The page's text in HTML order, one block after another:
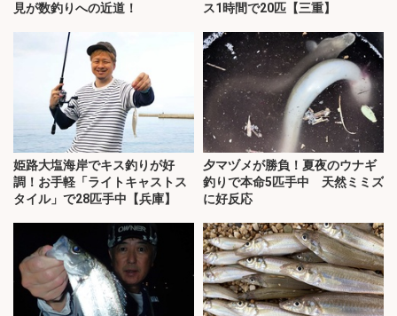
見が数釣りへの近道！
ス1時間で20匹【三重】
姫路大塩海岸でキス釣りが好
調！お手軽「ライトキャストス
タイル」で28匹手中【兵庫】
夕マヅメが勝負！夏夜のウナギ
釣りで本命5匹手中 天然ミミズ
に好反応